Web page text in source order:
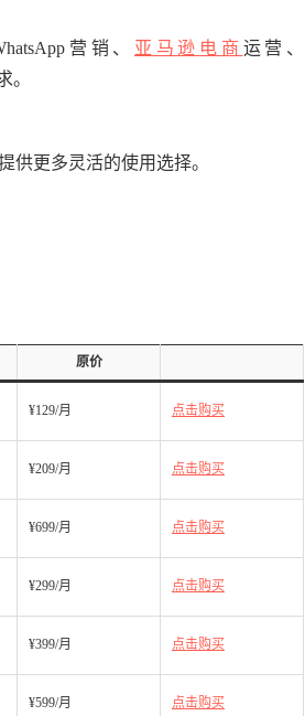
营销、 亚马逊 电商 运营、
。
供更多灵活的使用选择。
原价
¥129/月 点击购买
¥209/月 点击购买
¥699/月 点击购买
¥299/月 点击购买
¥399/月 点击购买
¥599/月 点击购买